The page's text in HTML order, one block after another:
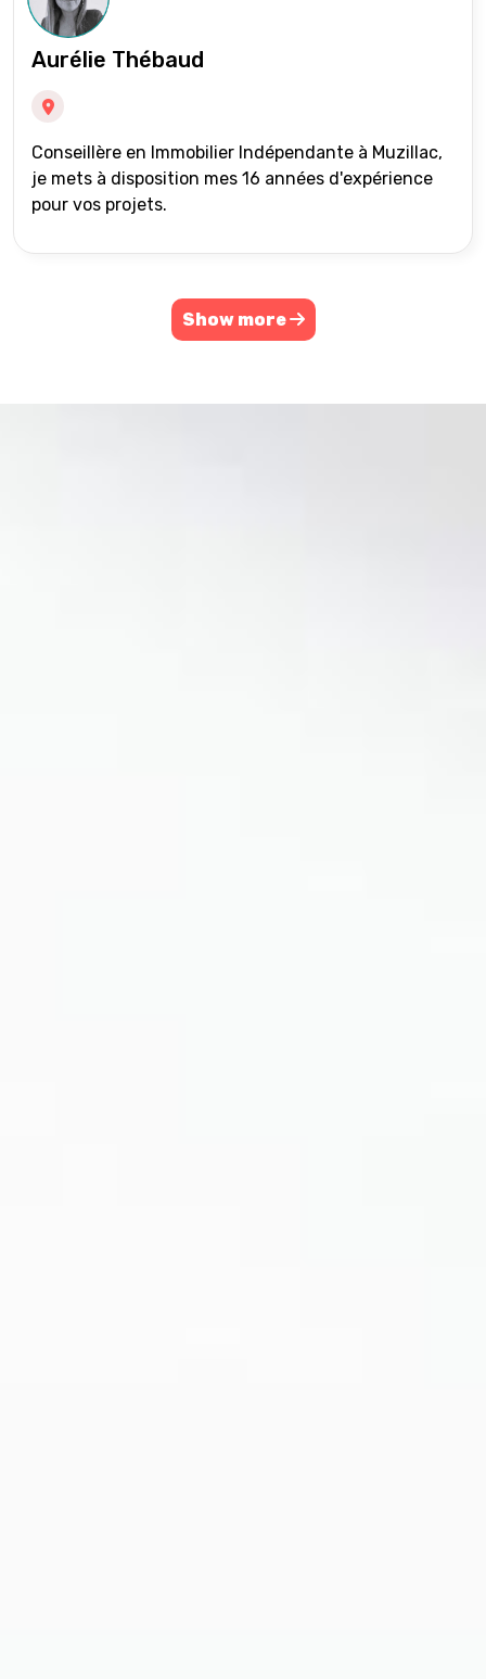
Aurélie Thébaud
Conseillère en Immobilier Indépendante à Muzillac,
je mets à disposition mes 16 années d'expérience
pour vos projets.
Show more